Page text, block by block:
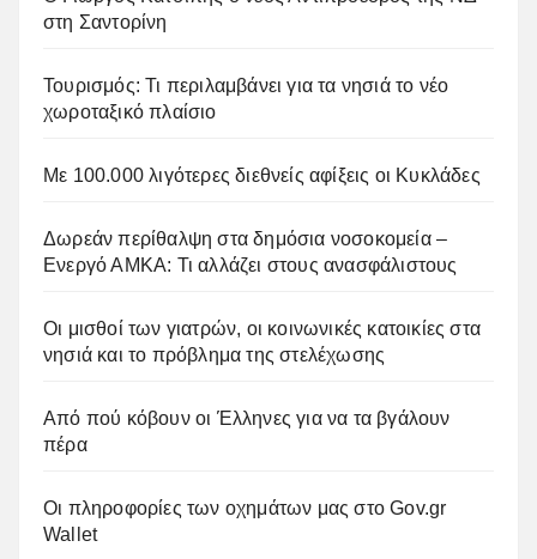
στη Σαντορίνη
Τουρισμός: Τι περιλαμβάνει για τα νησιά το νέο
χωροταξικό πλαίσιο
Με 100.000 λιγότερες διεθνείς αφίξεις οι Κυκλάδες
Δωρεάν περίθαλψη στα δημόσια νοσοκομεία –
Ενεργό ΑΜΚΑ: Τι αλλάζει στους ανασφάλιστους
Οι μισθοί των γιατρών, οι κοινωνικές κατοικίες στα
νησιά και το πρόβλημα της στελέχωσης
Από πού κόβουν οι Έλληνες για να τα βγάλουν
πέρα
Οι πληροφορίες των οχημάτων μας στο Gov.gr
Wallet